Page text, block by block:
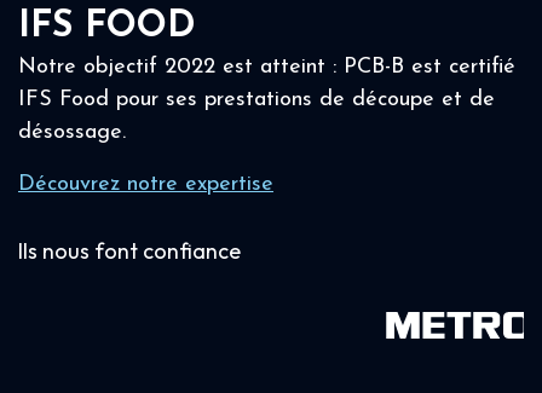
IFS FOOD
Notre objectif 2022 est atteint : PCB-B est certifié
IFS Food pour ses prestations de découpe et de
désossage.
Découvrez notre expertise
Ils nous font confiance